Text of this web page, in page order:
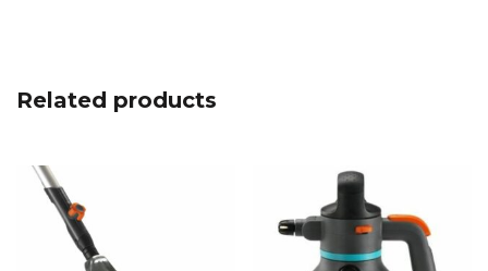
Related products